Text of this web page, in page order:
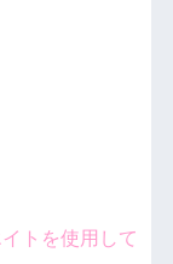
トを使用して